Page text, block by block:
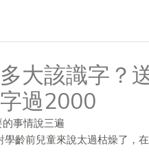
大該識字？
過2000
事情說三遍
學齡前兒童來說太過枯燥了，